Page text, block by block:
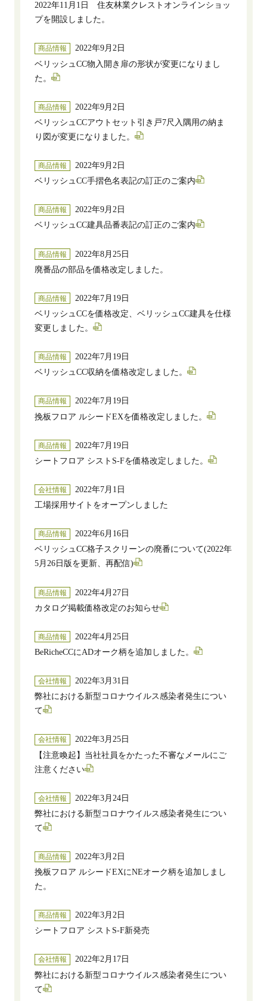
2022年11月1日 住友林業クレストオンラインショッ
プを開設しました。
商品情報
2022年9月2日
ベリッシュCC物入開き扉の形状が変更になりまし
た。
商品情報
2022年9月2日
ベリッシュCCアウトセット引き戸7尺入隅用の納ま
り図が変更になりました。
商品情報
2022年9月2日
ベリッシュCC手摺色名表記の訂正のご案内
商品情報
2022年9月2日
ベリッシュCC建具品番表記の訂正のご案内
商品情報
2022年8月25日
廃番品の部品を価格改定しました。
商品情報
2022年7月19日
ベリッシュCCを価格改定、ベリッシュCC建具を仕様
変更しました。
商品情報
2022年7月19日
ベリッシュCC収納を価格改定しました。
商品情報
2022年7月19日
挽板フロア ルシードEXを価格改定しました。
商品情報
2022年7月19日
シートフロア シストS-Fを価格改定しました。
会社情報
2022年7月1日
工場採用サイトをオープンしました
商品情報
2022年6月16日
ベリッシュCC格子スクリーンの廃番について(2022年
5月26日版を更新、再配信)
商品情報
2022年4月27日
カタログ掲載価格改定のお知らせ
商品情報
2022年4月25日
BeRicheCCにADオーク柄を追加しました。
会社情報
2022年3月31日
弊社における新型コロナウイルス感染者発生につい
て
会社情報
2022年3月25日
【注意喚起】当社社員をかたった不審なメールにご
注意ください
会社情報
2022年3月24日
弊社における新型コロナウイルス感染者発生につい
て
商品情報
2022年3月2日
挽板フロア ルシードEXにNEオーク柄を追加しまし
た。
商品情報
2022年3月2日
シートフロア シストS-F新発売
会社情報
2022年2月17日
弊社における新型コロナウイルス感染者発生につい
て